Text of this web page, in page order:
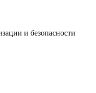
и безопасности